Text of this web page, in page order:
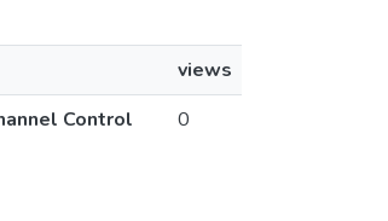
views
Control
0